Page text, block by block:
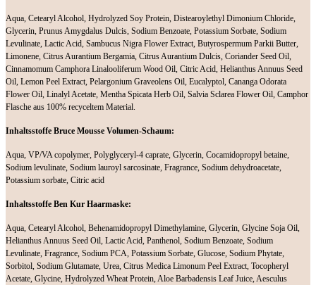
Aqua, Cetearyl Alcohol, Hydrolyzed Soy Protein, Distearoylethyl Dimonium Chloride,
Glycerin, Prunus Amygdalus Dulcis, Sodium Benzoate, Potassium Sorbate, Sodium
Levulinate, Lactic Acid, Sambucus Nigra Flower Extract, Butyrospermum Parkii Butter,
Limonene, Citrus Aurantium Bergamia, Citrus Aurantium Dulcis, Coriander Seed Oil,
Cinnamomum Camphora Linalooliferum Wood Oil, Citric Acid, Helianthus Annuus Seed
Oil, Lemon Peel Extract, Pelargonium Graveolens Oil, Eucalyptol, Cananga Odorata
Flower Oil, Linalyl Acetate, Mentha Spicata Herb Oil, Salvia Sclarea Flower Oil, Camphor
Flasche aus 100% recyceltem Material.
Inhaltsstoffe Bruce Mousse Volumen-Schaum:
Aqua, VP/VA copolymer, Polyglyceryl-4 caprate, Glycerin, Cocamidopropyl betaine,
Sodium levulinate, Sodium lauroyl sarcosinate, Fragrance, Sodium dehydroacetate,
Potassium sorbate, Citric acid
Inhaltsstoffe Ben Kur Haarmaske:
Aqua, Cetearyl Alcohol, Behenamidopropyl Dimethylamine, Glycerin, Glycine Soja Oil,
Helianthus Annuus Seed Oil, Lactic Acid, Panthenol, Sodium Benzoate, Sodium
Levulinate, Fragrance, Sodium PCA, Potassium Sorbate, Glucose, Sodium Phytate,
Sorbitol, Sodium Glutamate, Urea, Citrus Medica Limonum Peel Extract, Tocopheryl
Acetate, Glycine, Hydrolyzed Wheat Protein, Aloe Barbadensis Leaf Juice, Aesculus